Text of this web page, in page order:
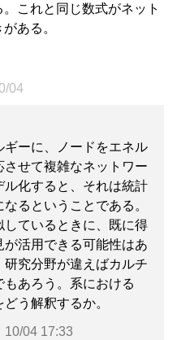
これと同じ数式がネット
ある。
04
ギーに、ノードをエネル
させて複雑なネットワー
ル化すると、それは統計
るということである。
しているときに、既に得
が活用できる可能性はあ
研究分野が違えばカルチ
もあろう。系における
どう解釈するか。
10/04 17:33